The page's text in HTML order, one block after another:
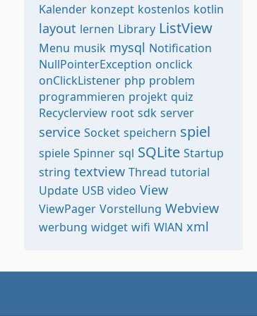
Kalender konzept kostenlos kotlin
layout lernen Library ListView
Menu musik mysql Notification
NullPointerException onclick
onClickListener php problem
programmieren projekt quiz
Recyclerview root sdk server
service Socket speichern spiel
spiele Spinner sql SQLite Startup
string textview Thread tutorial
Update USB video View
ViewPager Vorstellung Webview
werbung widget wifi WlAN xml